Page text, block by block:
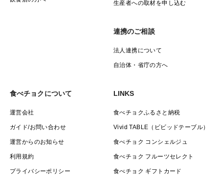
生産者への取材を申し込む
連携のご相談
法人連携について
自治体・省庁の方へ
食べチョクについて
運営会社
ガイド/お問い合わせ
運営からのお知らせ
利用規約
プライバシーポリシー
LINKS
食べチョクふるさと納税
Vivid TABLE（ビビッドテーブル）
食べチョク コンシェルジュ
食べチョク フルーツセレクト
食べチョク ギフトカード